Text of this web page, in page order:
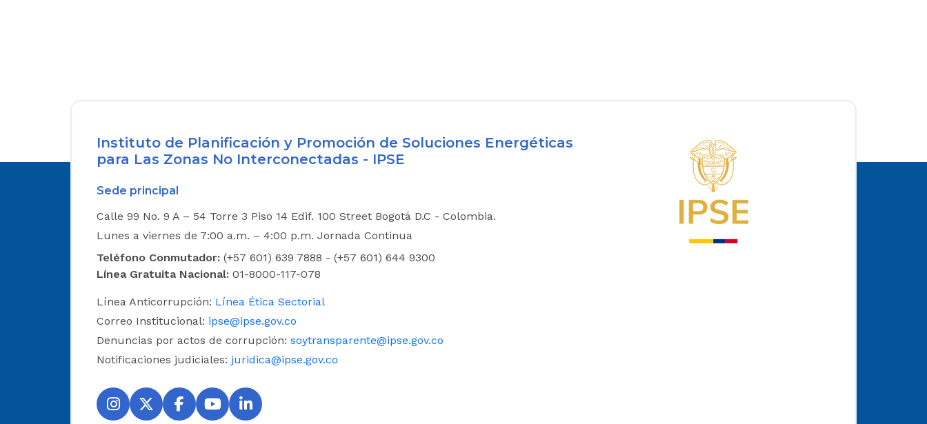
Instituto de Planificación y Promoción de Soluciones Energéticas
para Las Zonas No Interconectadas - IPSE
Sede principal
Calle 99 No. 9 A – 54 Torre 3 Piso 14 Edif. 100 Street Bogotá D.C - Colombia.
Lunes a viernes de 7:00 a.m. – 4:00 p.m. Jornada Continua
Teléfono Conmutador: (+57 601) 639 7888 - (+57 601) 644 9300
Línea Gratuita Nacional: 01-8000-117-078
Línea Anticorrupción: Línea Ética Sectorial
Correo Institucional: ipse@ipse.gov.co
Denuncias por actos de corrupción: soytransparente@ipse.gov.co
Notificaciones judiciales: juridica@ipse.gov.co